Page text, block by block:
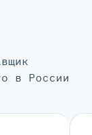
в России